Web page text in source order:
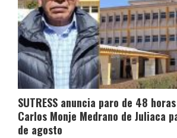
SUTRESS anuncia paro de 48
Carlos Monje Medrano de Juliaca
de agosto